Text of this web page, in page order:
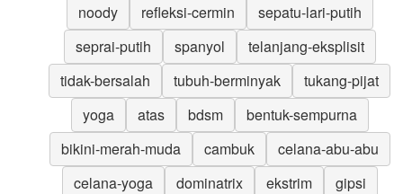
noody
refleksi-cermin
sepatu-lari-putih
seprai-putih
spanyol
telanjang-eksplisit
tidak-bersalah
tubuh-berminyak
tukang-pijat
yoga
atas bdsm
bentuk-sempurna
bikini-merah-muda
cambuk
celana-abu-abu
celana-yoga
dominatrix ekstrim
gipsi